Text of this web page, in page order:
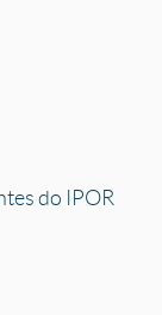
do IPOR